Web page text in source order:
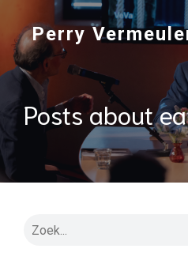
Perry
Posts about